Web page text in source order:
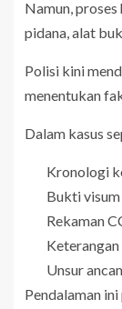
Namun,
pidana, alat
Polisi kini
menentukan
Dalam kasus
Kronologi
Bukti
Rekaman
Unsur
Pendalaman